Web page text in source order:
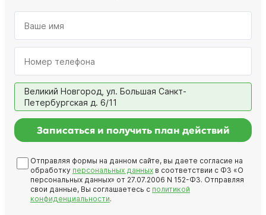
Великий Новгород, ул. Большая Санкт-
Петербургская д. 6/11
Записаться и получить план действий
Отправляя формы на данном сайте, вы даете согласие на
обработку персональных данных в соответствии с ФЗ «О
персональных данных» от 27.07.2006 N 152-ФЗ. Отправляя
свои данные, Вы соглашаетесь с политикой
конфиденциальности.